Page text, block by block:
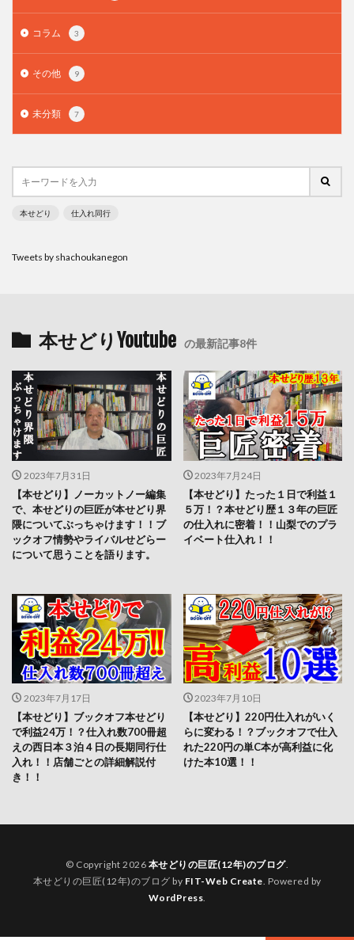
コラム 3
その他 9
未分類 7
本せどり 仕入れ同行
Tweets by shachoukanegon
本せどりYoutube の最新記事8件
2023年7月31日
【本せどり】ノーカットノー編集
で、本せどりの巨匠が本せどり界
隈についてぶっちゃけます！！ブ
ックオフ情勢やライバルせどらー
について思うことを語ります。
2023年7月24日
【本せどり】たった１日で利益１
５万！？本せどり歴１３年の巨匠
の仕入れに密着！！山梨でのプラ
イベート仕入れ！！
2023年7月17日
【本せどり】ブックオフ本せどり
で利益24万！？仕入れ数700冊超
えの西日本３泊４日の長期同行仕
入れ！！店舗ごとの詳細解説付
き！！
2023年7月10日
【本せどり】220円仕入れがいく
らに変わる！？ブックオフで仕入
れた220円の単C本が高利益に化
けた本10選！！
© Copyright 2026 本せどりの巨匠(12年)のブログ.
本せどりの巨匠(12年)のブログ by FIT-Web Create. Powered by
WordPress.